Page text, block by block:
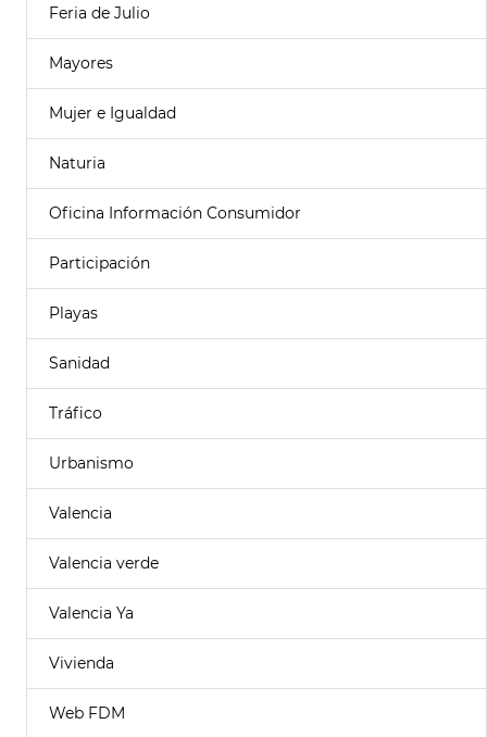
Feria de Julio
Mayores
Mujer e Igualdad
Naturia
Oficina Información Consumidor
Participación
Playas
Sanidad
Tráfico
Urbanismo
Valencia
Valencia verde
Valencia Ya
Vivienda
Web FDM